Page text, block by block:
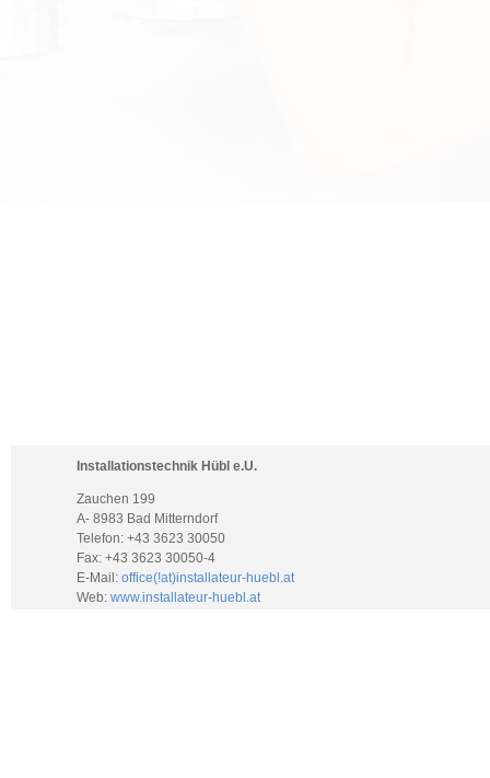
Installationstechnik Hübl e.U.
Zauchen 199
A- 8983 Bad Mitterndorf
Telefon: +43 3623 30050
Fax: +43 3623 30050-4
E-Mail: office(!at)installateur-huebl.at
Web: www.installateur-huebl.at